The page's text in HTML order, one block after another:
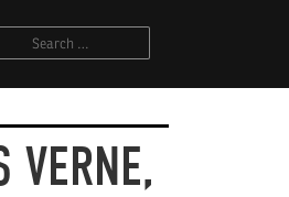
VERNE,